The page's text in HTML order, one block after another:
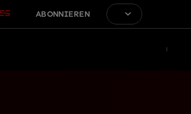
ABONNIEREN